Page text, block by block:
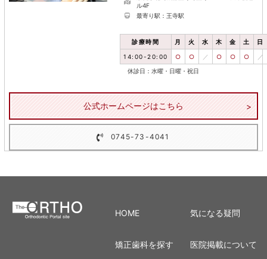
ル4F
最寄り駅：王寺駅
診療時間 月 火 水 木 金 土 日
14:00-20:00 ○ ○ ／ ○ ○ ○ ／
休診日：水曜・日曜・祝日
公式ホームページはこちら
0745-73-4041
HOME
矯正歯科を探す
気になる疑問
医院掲載について